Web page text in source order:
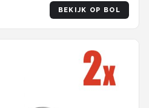
BEKIJK OP BOL